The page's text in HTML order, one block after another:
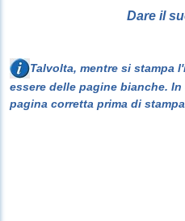
Dare il
Talvolta, mentre si stampa
essere delle pagine bianche.
pagina corretta prima di